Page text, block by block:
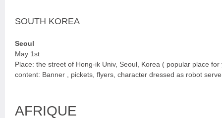
SOUTH KOREA
Seoul
May 1st
Place: the street of Hong-ik Univ, Seoul, Korea ( popular place
content: Banner , pickets, flyers, character dressed as robot
AFRIQUE